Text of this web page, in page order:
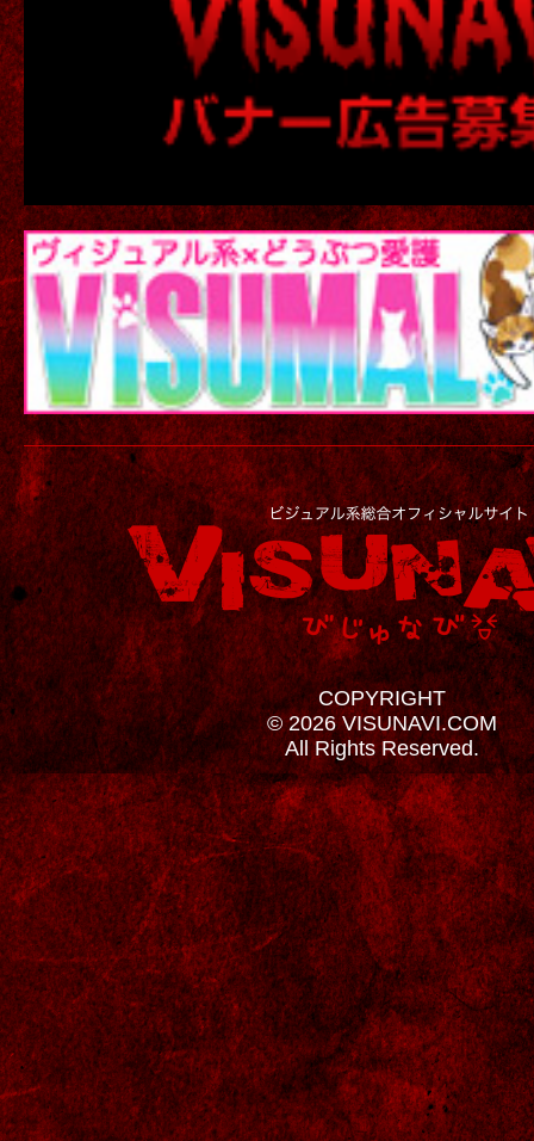
COPYRIGHT
© 2026 VISUNAVI.COM
All Rights Reserved.